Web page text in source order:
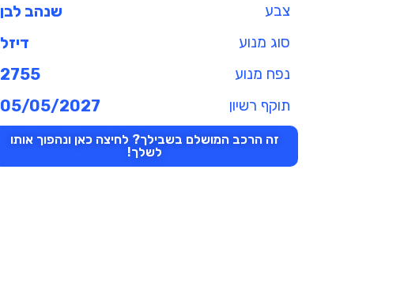
צבע שנהב לבן
סוג מנוע דיזל
נפח מנוע 2755
תוקף רשיון 05/05/2027
זה הרכב המושלם בשבילך? לחיצה כאן ונהפוך אותו
לשלך!